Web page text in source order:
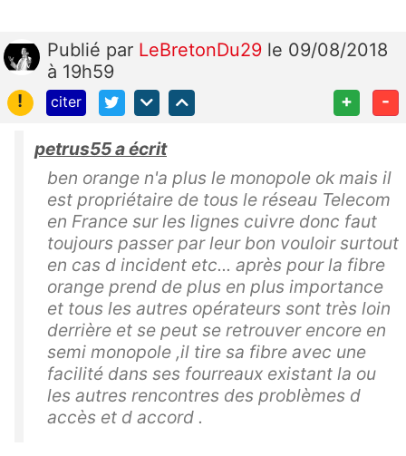
Publié par LeBretonDu29 le 09/08/2018
à 19h59
!
citer + -
petrus55 a écrit
ben orange n'a plus le monopole ok mais il
est propriétaire de tous le réseau Telecom
en France sur les lignes cuivre donc faut
toujours passer par leur bon vouloir surtout
en cas d incident etc... après pour la fibre
orange prend de plus en plus importance
et tous les autres opérateurs sont très loin
derrière et se peut se retrouver encore en
semi monopole ,il tire sa fibre avec une
facilité dans ses fourreaux existant la ou
les autres rencontres des problèmes d
accès et d accord .